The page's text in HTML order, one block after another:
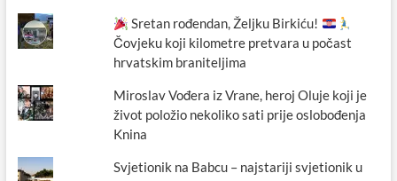
Sretan rođendan, Željku Birkiću!
Čovjeku koji kilometre pretvara u počast
hrvatskim braniteljima
Miroslav Vođera iz Vrane, heroj Oluje koji je
život položio nekoliko sati prije oslobođenja
Knina
Svjetionik na Babcu – najstariji svjetionik u